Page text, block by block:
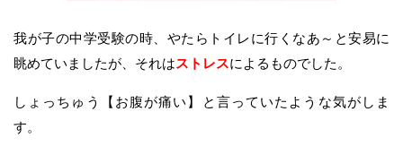
我が子の中学受験の時、やたらトイレに行くなあ～と安易に
眺めていましたが、それはストレスによるものでした。
しょっちゅう【お腹が痛い】と言っていたような気がしま
す。